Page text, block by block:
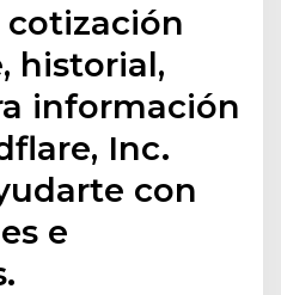
cotización
historial,
información
Inc.
con
e